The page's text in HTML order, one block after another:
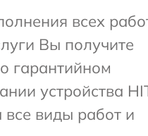
всех
Вы получите
гарантийном
устройства
все виды работ и